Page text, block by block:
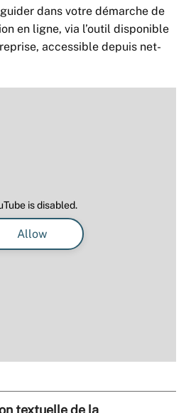
dans votre démarche de
en ligne, via l’outil disponible
accessible depuis net-
is disabled.
Allow
textuelle de la